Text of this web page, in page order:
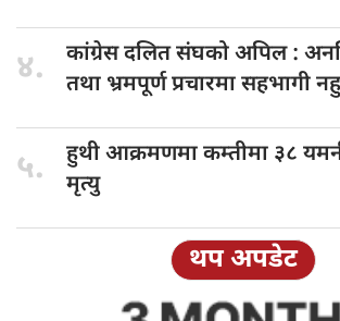
४. कांग्रेस दलितसंघको अपिल :
तथा भ्रमपूर्ण प्रचारमा सहभागी
५. हुथी आक्रमणमाकम्तीमा ३८
मृत्यु
थप अपडेट